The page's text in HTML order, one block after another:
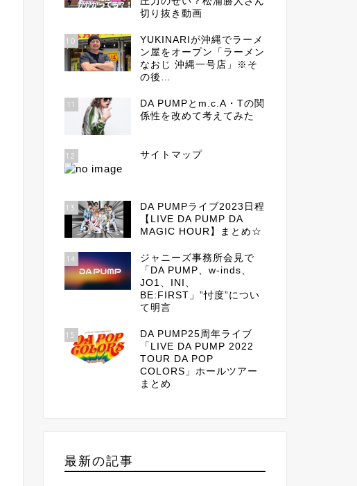
切り抜き動画
10
YUKINARIが沖縄でラーメ
ン屋をオープン「ラーメン
なおじ 沖縄一号店」※そ
の後…
11
DA PUMPとm.c.A・Tの関
係性を改めて考えてみた
12 サイトマップ
13
DA PUMPライブ2023日程
【LIVE DA PUMP DA
MAGIC HOUR】まとめ☆
14
ジャニーズ事務所会見で
「DA PUMP、w-inds、
JO1、INI、
BE:FIRST」”忖度”につい
て明言
15
DA PUMP25周年ライブ
「LIVE DA PUMP 2022
TOUR DA POP
COLORS」ホールツアー
まとめ
最新の記事